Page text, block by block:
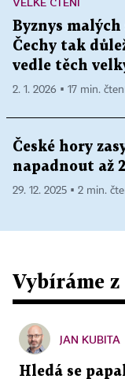
Byznys
Čechy tak
vedle těch
2. 1. 2026 ▪ 17 min.
České hory
napadnout až
29. 12. 2025 ▪ 2 min.
Vybíráme z
JAN KUBITA
Hledá se